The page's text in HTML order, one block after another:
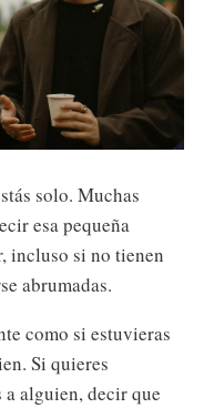
solo. Muchas
esa pequeña
incluso si no tienen
abrumadas.
como si estuvieras
Si quieres
a alguien, decir que